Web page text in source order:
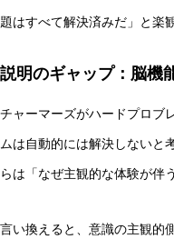
題はすべて解決済みだ」と楽
説明のギャップ：脳機
チャーマーズがハードプロブ
ムは自動的には解決しないと
らは「なぜ主観的な体験が伴
言い換えると、意識の主観的